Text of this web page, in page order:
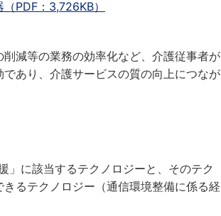
PDF：3,726KB）
減等の業務の効率化など、介護従事者が
あり、介護サービスの質の向上につなが
」に該当するテクノロジーと、そのテク
るテクノロジー（通信環境整備に係る経